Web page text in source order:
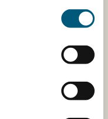
som du kender